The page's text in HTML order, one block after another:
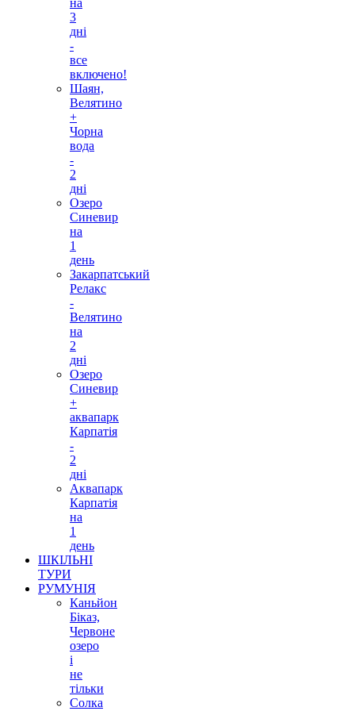
на
3
дні
-
все
включено!
Шаян,
Велятино
+
Чорна
вода
-
2
дні
Озеро
Синевир
на
1
день
Закарпатський
Релакс
-
Велятино
на
2
дні
Озеро
Синевир
+
аквапарк
Карпатія
-
2
дні
Аквапарк
Карпатія
на
1
день
ШКІЛЬНІ
ТУРИ
РУМУНІЯ
Каньйон
Біказ,
Червоне
озеро
і
не
тільки
Солка